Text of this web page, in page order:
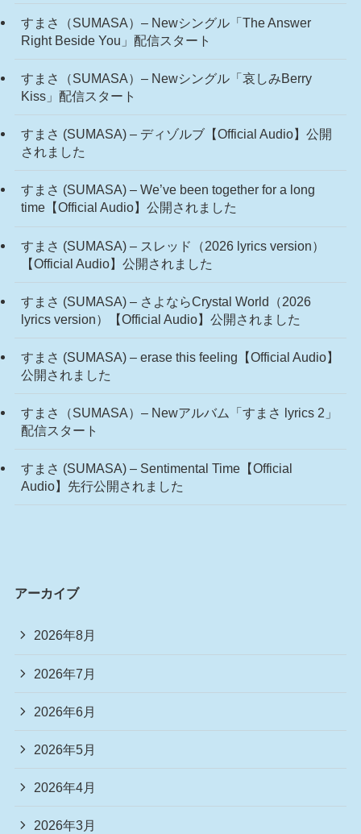
すまさ（SUMASA）– Newシングル「The Answer
Right Beside You」配信スタート
すまさ（SUMASA）– Newシングル「哀しみBerry
Kiss」配信スタート
すまさ (SUMASA) – ディゾルブ【Official Audio】公開
されました
すまさ (SUMASA) – We’ve been together for a long
time【Official Audio】公開されました
すまさ (SUMASA) – スレッド（2026 lyrics version）
【Official Audio】公開されました
すまさ (SUMASA) – さよならCrystal World（2026
lyrics version）【Official Audio】公開されました
すまさ (SUMASA) – erase this feeling【Official Audio】
公開されました
すまさ（SUMASA）– Newアルバム「すまさ lyrics 2」
配信スタート
すまさ (SUMASA) – Sentimental Time【Official
Audio】先行公開されました
アーカイブ
2026年8月
2026年7月
2026年6月
2026年5月
2026年4月
2026年3月